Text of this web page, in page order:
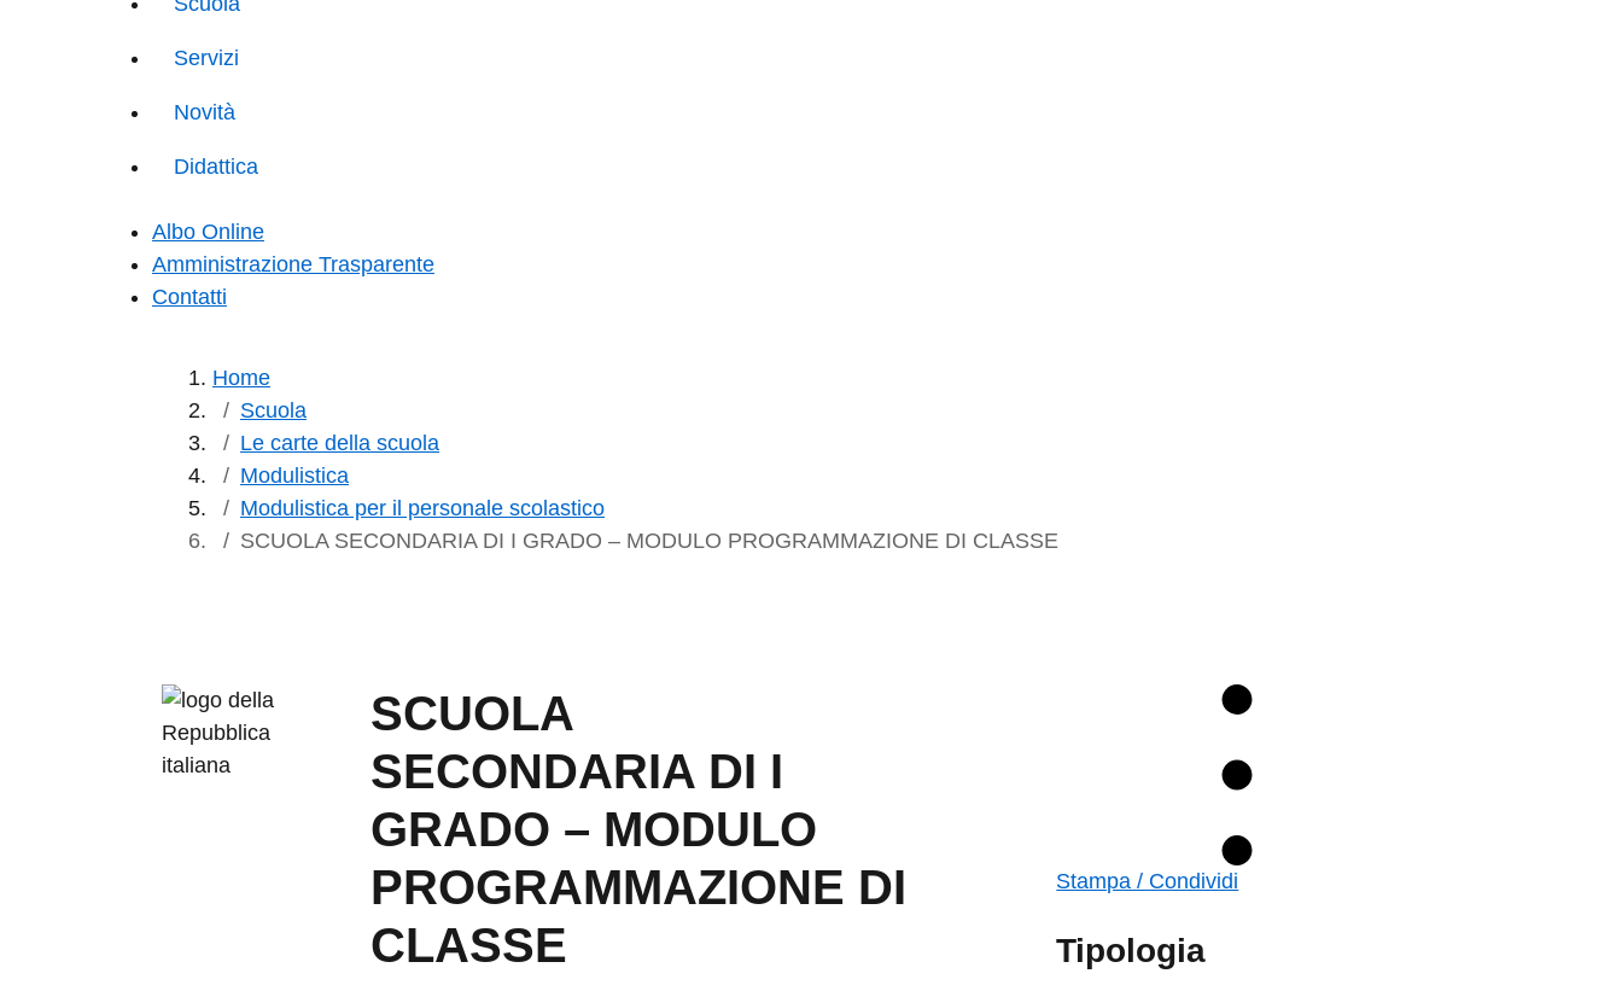
Servizi
Novità
Didattica
Albo Online
Amministrazione Trasparente
Contatti
Home
Scuola
Le carte della scuola
Modulistica
Modulistica per il personale scolastico
SCUOLA SECONDARIA DI I GRADO – MODULO PROGRAMMAZIONE DI CLASSE
SCUOLA
SECONDARIA DI I
GRADO – MODULO
PROGRAMMAZIONE DI
CLASSE
Stampa / Condividi
Tipologia